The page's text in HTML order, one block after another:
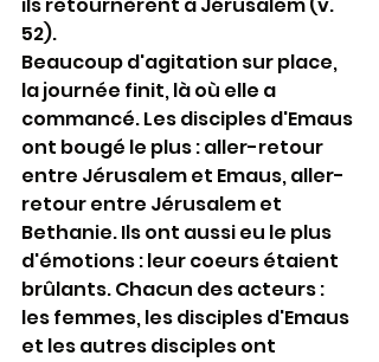
52).
Beaucoup d'agitation sur place,
la journée finit, là où elle a
commancé. Les disciples d'Emaus
ont bougé le plus : aller-retour
entre Jérusalem et Emaus, aller-
retour entre Jérusalem et
Bethanie. Ils ont aussi eu le plus
d'émotions : leur coeurs étaient
brûlants. Chacun des acteurs :
les femmes, les disciples d'Emaus
et les autres disciples ont